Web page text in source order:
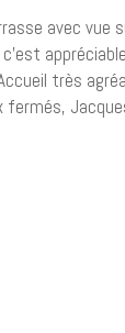
avec vue
très
fermés,